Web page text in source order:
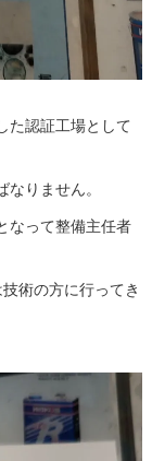
た認証工場として
りません。
なって整備主任者
術の方に行ってき